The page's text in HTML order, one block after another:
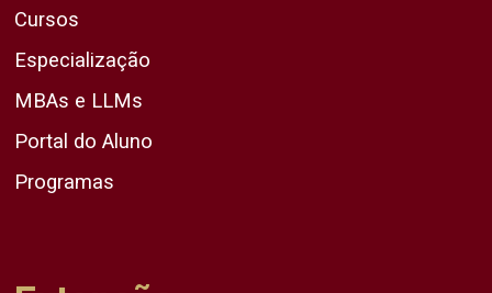
Cursos
Especialização
MBAs e LLMs
Portal do Aluno
Programas